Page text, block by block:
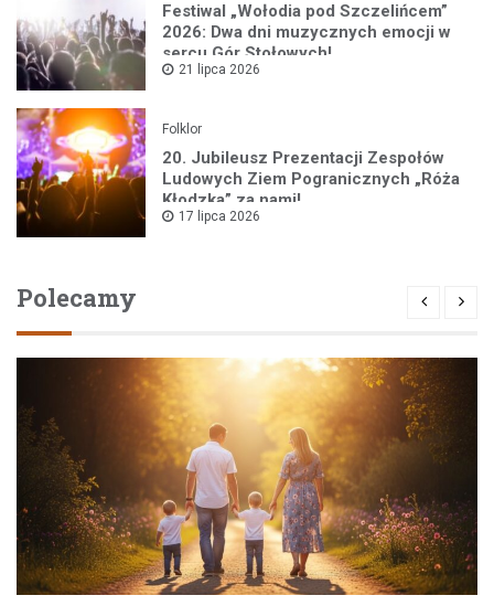
Festiwal „Wołodia pod Szczelińcem”
2026: Dwa dni muzycznych emocji w
sercu Gór Stołowych!
21 lipca 2026
Folklor
20. Jubileusz Prezentacji Zespołów
Ludowych Ziem Pogranicznych „Róża
Kłodzka” za nami!
17 lipca 2026
Polecamy